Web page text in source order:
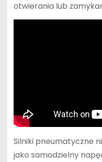
otwierania lub
Silniki pneumatyczne
jako samodzielny